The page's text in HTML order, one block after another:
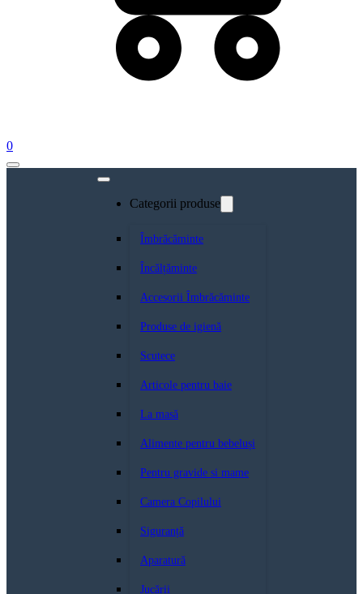
0
Categorii produse
Îmbrăcăminte
Încălțăminte
Accesorii Îmbrăcăminte
Produse de igienă
Scutece
Articole pentru baie
La masă
Alimente pentru bebeluși
Pentru gravide si mame
Camera Copilului
Siguranță
Aparatură
Jucării